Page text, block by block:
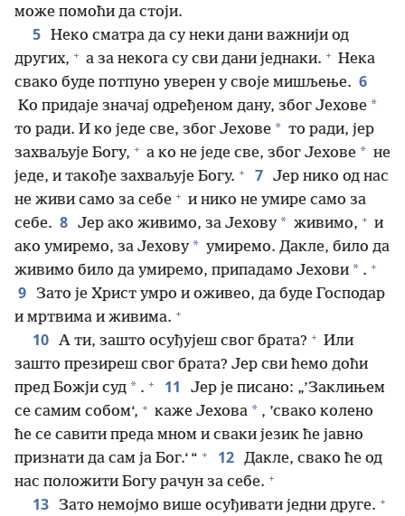
може помоћи да стоји.
5 Неко сматра да су неки дани важнији од
других, + а за некога су сви дани једнаки. + Нека
свако буде потпуно уверен у своје мишљење. 6
Ко придаје значај одређеном дану, због Јехове *
то ради. И ко једе све, због Јехове * то ради, јер
захваљује Богу, + а ко не једе све, због Јехове * не
једе, и такође захваљује Богу. + 7 Јер нико од нас
не живи само за себе + и нико не умире само за
себе. 8 Јер ако живимо, за Јехову * живимо, + и
ако умиремо, за Јехову * умиремо. Дакле, било да
живимо било да умиремо, припадамо Јехови * . +
9 Зато је Христ умро и оживео, да буде Господар
и мртвима и живима. +
10 А ти, зашто осуђујеш свог брата? + Или
зашто презиреш свог брата? Јер сви ћемо доћи
пред Божји суд * . + 11
Јер је писано: „’Заклињем
се самим собом‘, + каже Јехова * , ’свако колено
ће се савити преда мном и сваки језик ће јавно
признати да сам ја Бог.‘ “ + 12 Дакле, свако ће од
нас положити Богу рачун за себе. +
13 Зато немојмо више осуђивати једни друге. +